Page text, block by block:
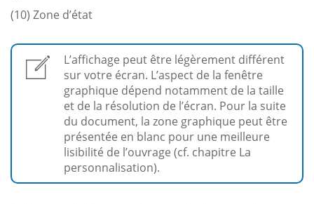
(10) Zone d’état
L’affichage peut être légèrement différent
sur votre écran. L’aspect de la fenêtre
graphique dépend notamment de la taille
et de la résolution de l’écran. Pour la suite
du document, la zone graphique peut être
présentée en blanc pour une meilleure
lisibilité de l’ouvrage (cf. chapitre La
personnalisation).